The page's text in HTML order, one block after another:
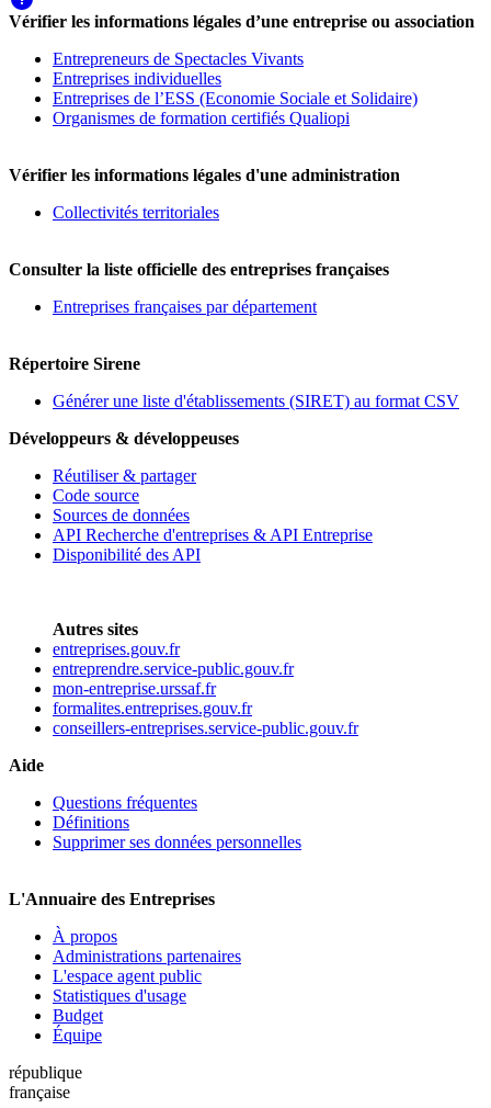
Vérifier les informations légales d’une entreprise ou association
Entrepreneurs de Spectacles Vivants
Entreprises individuelles
Entreprises de l’ESS (Economie Sociale et Solidaire)
Organismes de formation certifiés Qualiopi
Vérifier les informations légales d'une administration
Collectivités territoriales
Consulter la liste officielle des entreprises françaises
Entreprises françaises par département
Répertoire Sirene
Générer une liste d'établissements (SIRET) au format CSV
Développeurs & développeuses
Réutiliser & partager
Code source
Sources de données
API Recherche d'entreprises & API Entreprise
Disponibilité des API
Autres sites
entreprises.gouv.fr
entreprendre.service-public.gouv.fr
mon-entreprise.urssaf.fr
formalites.entreprises.gouv.fr
conseillers-entreprises.service-public.gouv.fr
Aide
Questions fréquentes
Définitions
Supprimer ses données personnelles
L'Annuaire des Entreprises
À propos
Administrations partenaires
L'espace agent public
Statistiques d'usage
Budget
Équipe
république
française